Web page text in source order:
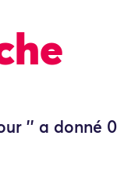
'' a donné